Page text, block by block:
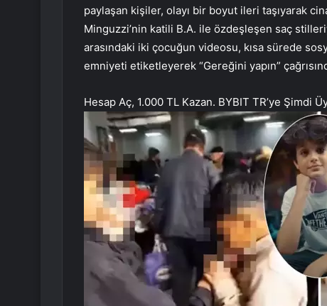
paylaşan kişiler, olayı bir boyut ileri taşıyarak
Minguzzi’nin katili B.A. ile özdeşleşen saç
arasındaki iki çocuğun videosu, kısa sürede
emniyeti etiketleyerek “Gereğini yapın”
Hesap Aç, 1.000 TL Kazan. BYBIT TR’ye Şimdi